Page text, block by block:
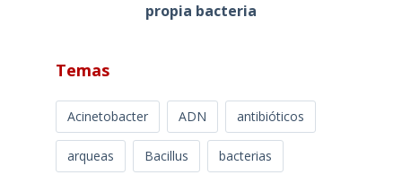
propia bacteria
Temas
Acinetobacter ADN antibióticos
arqueas Bacillus bacterias